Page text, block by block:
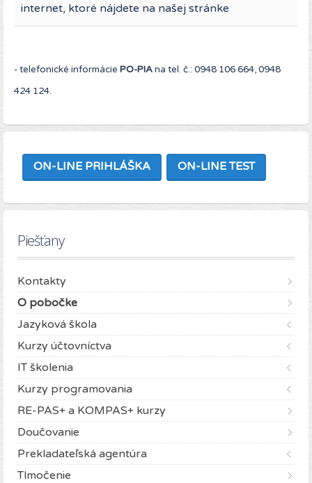
internet, ktoré nájdete na našej stránke
- telefonické informácie PO-PIAna tel. č.: 0948 106 664, 0948
424 124.
ON-LINE PRIHLÁŠKA ON-LINE TEST
Piešťany
Kontakty
O pobočke
Jazyková škola
Kurzy účtovníctva
IT školenia
Kurzy programovania
RE-PAS+ a KOMPAS+ kurzy
Doučovanie
Prekladateľská agentúra
Tlmočenie